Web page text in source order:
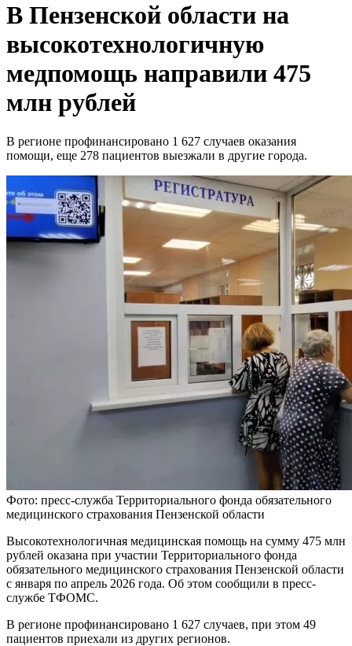
В Пензенской области на
высокотехнологичную
медпомощь направили 475
млн рублей
В регионе профинансировано 1 627 случаев оказания
помощи, еще 278 пациентов выезжали в другие города.
Фото: пресс-служба Территориального фонда обязательного
медицинского страхования Пензенской области
Высокотехнологичная медицинская помощь на сумму 475 млн
рублей оказана при участии Территориального фонда
обязательного медицинского страхования Пензенской области
с января по апрель 2026 года. Об этом сообщили в пресс-
службе ТФОМС.
В регионе профинансировано 1 627 случаев, при этом 49
пациентов приехали из других регионов.